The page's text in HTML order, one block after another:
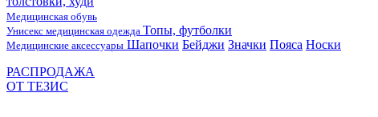
Медицинская обувь
Унисекс медицинская одежда Топы, футболки
Медицинские аксессуары Шапочки Бейджи Значки Пояса Носки
РАСПРОДАЖА
ОТ ТЕЗИС